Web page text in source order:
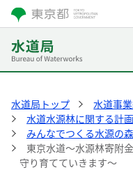
水道局トップ 水道事
水道水源林に関する計画
みんなでつくる水源の
東京水道～水源林寄附
守り育てていきます～